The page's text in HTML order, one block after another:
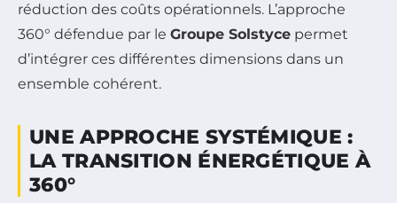
réduction des coûts opérationnels. L’approche
360° défendue par le Groupe Solstyce permet
d’intégrer ces différentes dimensions dans un
ensemble cohérent.
UNE APPROCHE SYSTÉMIQUE :
LA TRANSITION ÉNERGÉTIQUE À
360°